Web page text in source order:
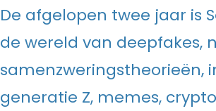
De afgelopen twee jaar is
de wereld van deepfakes,
samenzweringstheorieën,
generatie Z, memes,